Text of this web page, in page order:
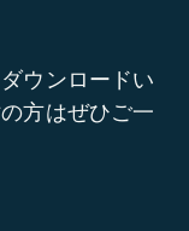
ウンロードい
方はぜひご一